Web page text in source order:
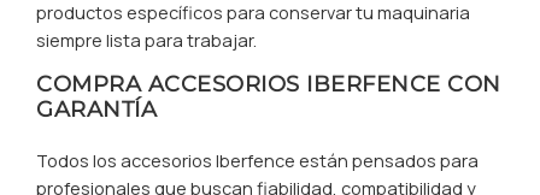
productos específicos para conservar tu maquinaria
siempre lista para trabajar.
COMPRA ACCESORIOS IBERFENCE CON
GARANTÍA
Todos los accesorios Iberfence están pensados para
profesionales que buscan fiabilidad, compatibilidad y